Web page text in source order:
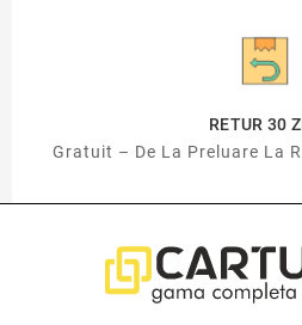
RETUR 30
Gratuit – De La Preluare La